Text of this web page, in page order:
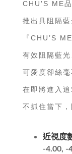
CHU'S ME
推出具阻隔
『CHU’S
有效阻隔藍光
可愛度卻絲毫
在即將進入
不抓住當下
近視度
-4.00, -